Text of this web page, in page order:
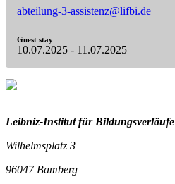
abteilung-3-assistenz@lifbi.de
Guest stay
10.07.2025 - 11.07.2025
Leibniz-Institut für Bildungsverläufe
Wilhelmsplatz 3
96047 Bamberg